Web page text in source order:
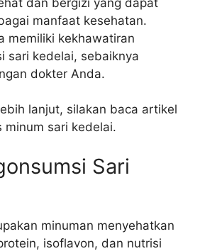
manfaat kesehatan.
memiliki kekhawatiran
sari kedelai, sebaiknya
dokter Anda.
lanjut, silakan baca artikel
minum sari kedelai.
Sari
minuman menyehatkan
isoflavon, dan nutrisi